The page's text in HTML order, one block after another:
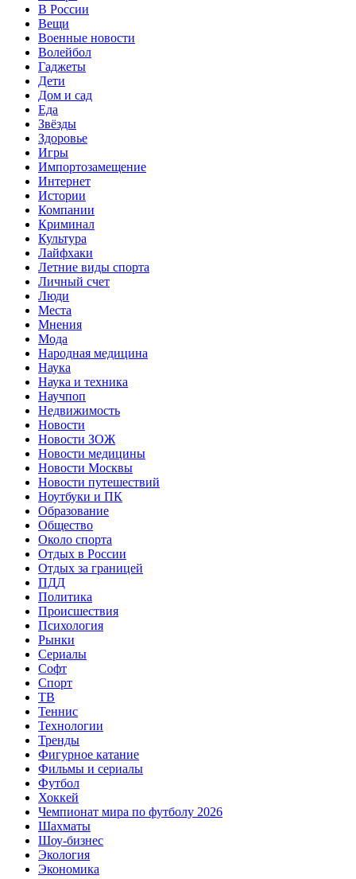
В России
Вещи
Военные новости
Волейбол
Гаджеты
Дети
Дом и сад
Еда
Звёзды
Здоровье
Игры
Импортозамещение
Интернет
Истории
Компании
Криминал
Культура
Лайфхаки
Летние виды спорта
Личный счет
Люди
Места
Мнения
Мода
Народная медицина
Наука
Наука и техника
Научпоп
Недвижимость
Новости
Новости ЗОЖ
Новости медицины
Новости Москвы
Новости путешествий
Ноутбуки и ПК
Образование
Общество
Около спорта
Отдых в России
Отдых за границей
ПДД
Политика
Происшествия
Психология
Рынки
Сериалы
Софт
Спорт
ТВ
Теннис
Технологии
Тренды
Фигурное катание
Фильмы и сериалы
Футбол
Хоккей
Чемпионат мира по футболу 2026
Шахматы
Шоу-бизнес
Экология
Экономика